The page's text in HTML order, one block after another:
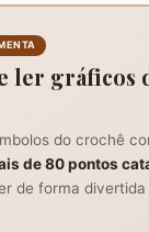
contorno, flores e
de mesa aconselho um
ler gráficos
do crochê
de 80 pontos
de forma